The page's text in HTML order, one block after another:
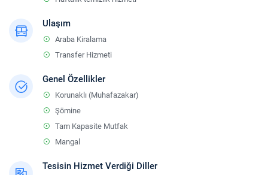
Ulaşım
Araba Kiralama
Transfer Hizmeti
Genel Özellikler
Korunaklı (Muhafazakar)
Şömine
Tam Kapasite Mutfak
Mangal
Tesisin Hizmet Verdiği Diller